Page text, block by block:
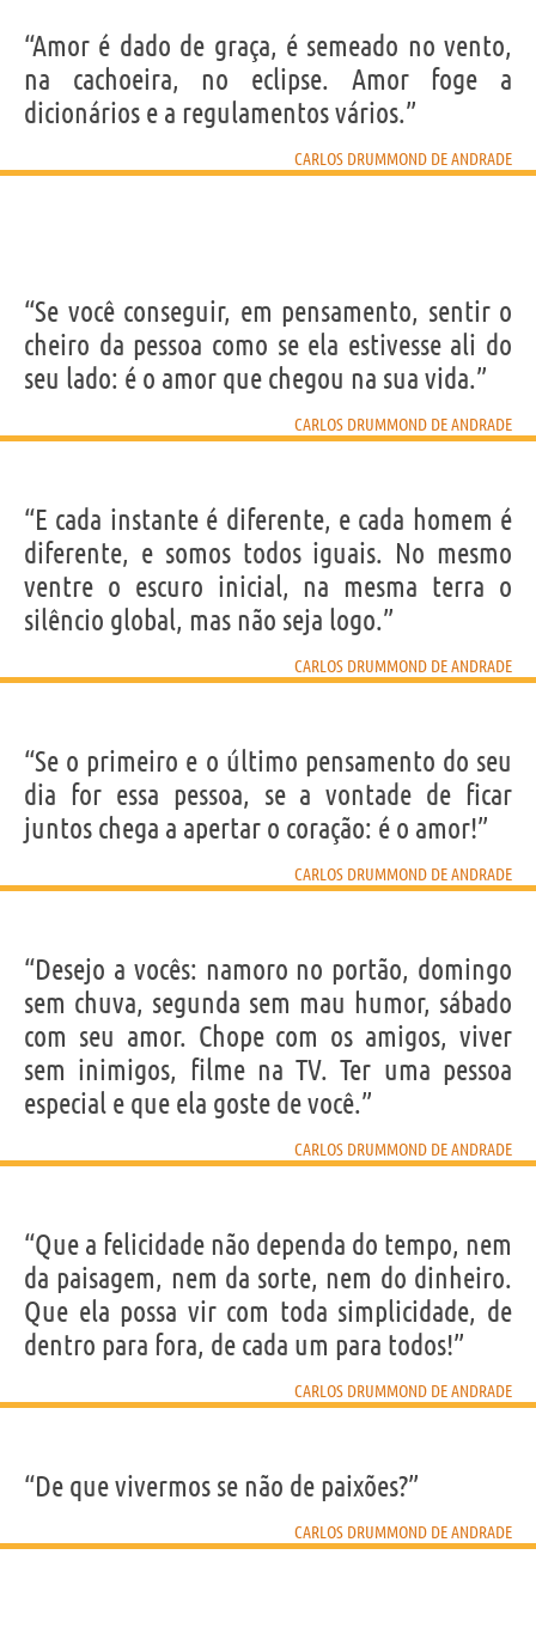
“Amor é dado de graça, é semeado no vento,
na cachoeira, no eclipse. Amor foge a
dicionários e a regulamentos vários.”
CARLOS DRUMMOND DE ANDRADE
“Se você conseguir, em pensamento, sentir o
cheiro da pessoa como se ela estivesse ali do
seu lado: é o amor que chegou na sua vida.”
CARLOS DRUMMOND DE ANDRADE
“E cada instante é diferente, e cada homem é
diferente, e somos todos iguais. No mesmo
ventre o escuro inicial, na mesma terra o
silêncio global, mas não seja logo.”
CARLOS DRUMMOND DE ANDRADE
“Se o primeiro e o último pensamento do seu
dia for essa pessoa, se a vontade de ficar
juntos chega a apertar o coração: é o amor!”
CARLOS DRUMMOND DE ANDRADE
“Desejo a vocês: namoro no portão, domingo
sem chuva, segunda sem mau humor, sábado
com seu amor. Chope com os amigos, viver
sem inimigos, filme na TV. Ter uma pessoa
especial e que ela goste de você.”
CARLOS DRUMMOND DE ANDRADE
“Que a felicidade não dependa do tempo, nem
da paisagem, nem da sorte, nem do dinheiro.
Que ela possa vir com toda simplicidade, de
dentro para fora, de cada um para todos!”
CARLOS DRUMMOND DE ANDRADE
“De que vivermos se não de paixões?”
CARLOS DRUMMOND DE ANDRADE